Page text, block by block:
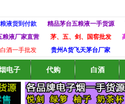
液货到付款 精品茅台五粮液一手货源
粮液厂家直营
茅、五、剑、国窖批发
酒一手批发
贵州A货飞天茅台厂家
电子 代购 白酒